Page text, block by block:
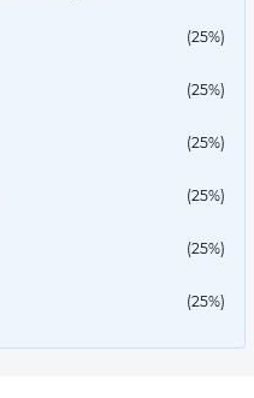
(25%)
(25%)
(25%)
(25%)
(25%)
(25%)